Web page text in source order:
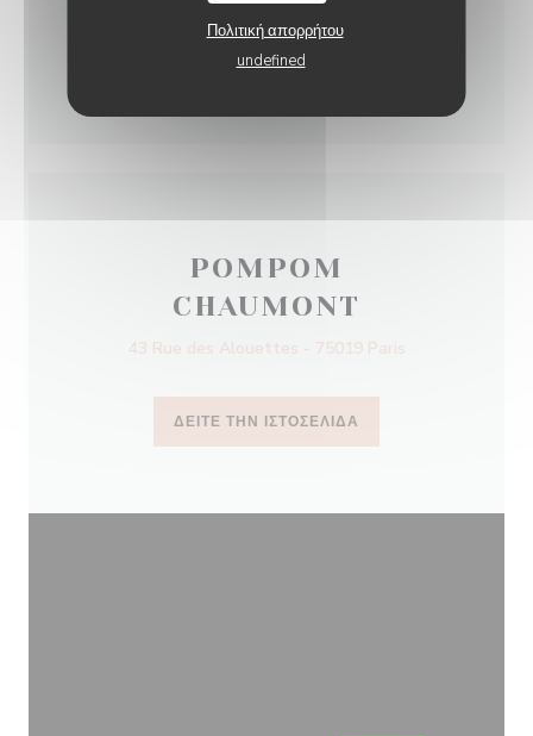
Πολιτική απορρήτου
undefined
POMPOM
CHAUMONT
43 Rue des Alouettes - 75019 Paris
ΔΕΊΤΕ ΤΗΝ ΙΣΤΟΣΕΛΊΔΑ